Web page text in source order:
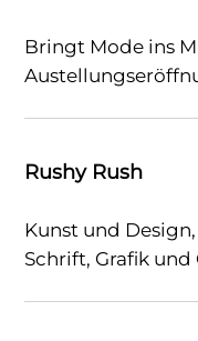
Bringt Mode ins
Rushy Rush
Kunst und
Schrift, Grafik und